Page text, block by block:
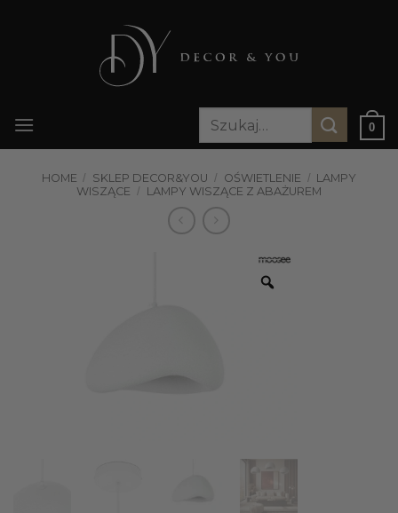
Szukaj:
0
HOME / SKLEP DECOR&YOU / OŚWIETLENIE / LAMPY
WISZĄCE / LAMPY WISZĄCE Z ABAŻUREM